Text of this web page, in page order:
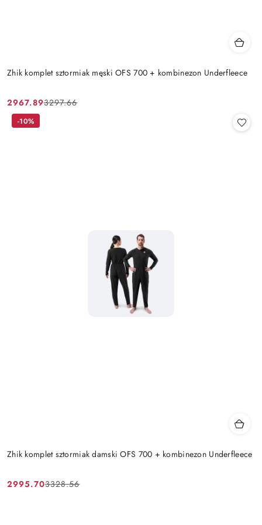
Zhik komplet sztormiak męski OFS 700 + kombinezon Underfleece
Cena
promocyjna:
2967.89
Cena
przed
3297.66
Zhik komplet sztormiak damski OFS 700 + kombinezon Underfleece
Cena
2995.70
Cena
3328.56
-10%